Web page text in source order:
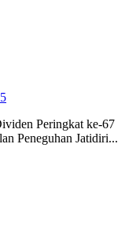
Peringkat ke-67
Peneguhan Jatidiri...